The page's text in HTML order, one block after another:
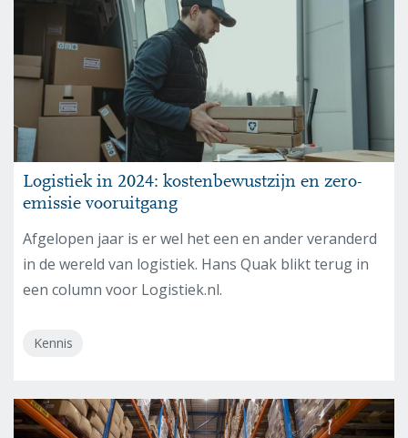
Logistiek in 2024: kostenbewustzijn en zero-
emissie vooruitgang
Afgelopen jaar is er wel het een en ander veranderd
in de wereld van logistiek. Hans Quak blikt terug in
een column voor Logistiek.nl.
Kennis